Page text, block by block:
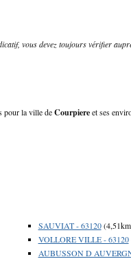
vous devez toujours vérifier
pour la ville deCourpiereet ses
SAUVIAT - 63120
VOLLORE VILLE - 63120
AUBUSSON D